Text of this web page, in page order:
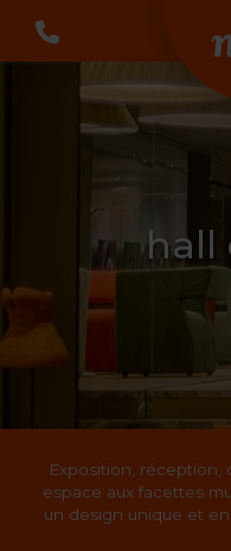
hall
Exposition,
espace aux facettes
un design unique et